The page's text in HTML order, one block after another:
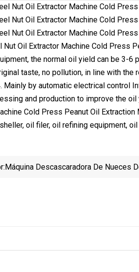
Oil Extractor Machine Cold Press
the normal oil yield can be 3-6
taste, no pollution, in line with the
Mainly by automatic electrical control
and production to improve the
Cold Press Peanut Oil
oil filer, oil refining equipment,
Máquina Descascaradora De Nueces